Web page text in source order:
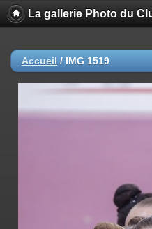
La gallerie Photo du
Accueil / IMG 1519